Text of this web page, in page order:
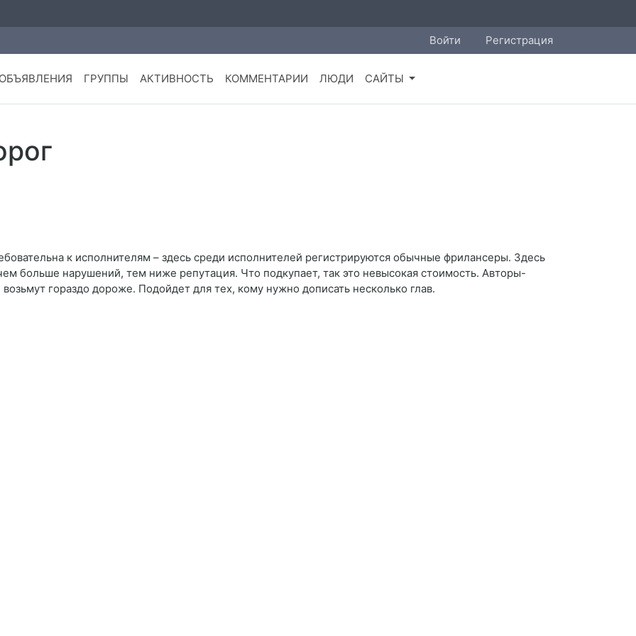
Войти Регистрация
ОБЪЯВЛЕНИЯ ГРУППЫ АКТИВНОСТЬ КОММЕНТАРИИ ЛЮДИ САЙТЫ
к исполнителям – здесь среди исполнителей регистрируются обычные фрилансеры. Здесь
больше нарушений, тем ниже репутация. Что подкупает, так это невысокая стоимость. Авторы-
гораздо дороже. Подойдет для тех, кому нужно дописать несколько глав.